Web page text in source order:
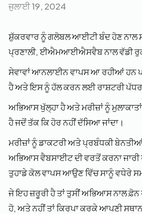
ਜੁਲਾਈ 19, 2024
ਸ਼ੁੱਕਰਵਾਰ ਨੂੰ ਗਲੋਬਲ ਆਈਟੀ ਬੰਦ ਹੋਣ ਨਾਲ
ਪ੍ਰਣਾਲੀ, ਈਐਮਆਈਐਸਵੈਬ ਨਾਲ ਵੱਡੀ
ਸੇਵਾਵਾਂ ਆਨਲਾਈਨ ਵਾਪਸ ਆ ਰਹੀਆਂ ਹਨ
ਹੈ ਅਤੇ ਇਸ ਨੂੰ ਹੱਲ ਕਰਨ ਲਈ ਰਾਸ਼ਟਰੀ ਪੱਧਰ
ਅਭਿਆਸ ਖੁੱਲ੍ਹਾ ਹੈ ਅਤੇ ਮਰੀਜ਼ਾਂ ਨੂੰ ਮੁਲਾਕਾਤਾਂ
ਹੈ ਜਦੋਂ ਤੱਕ ਕਿ ਹੋਰ ਨਹੀਂ ਦੱਸਿਆ ਜਾਂਦਾ।
ਮਰੀਜ਼ਾਂ ਨੂੰ ਡਾਕਟਰੀ ਅਤੇ ਪ੍ਰਬੰਧਕੀ
ਅਭਿਆਸ ਵੈਬਸਾਈਟ ਦੀ ਵਰਤੋਂ ਕਰਨਾ ਜਾਰੀ
ਤੁਹਾਡੇ ਕੋਲ ਵਾਪਸ ਆਉਣ ਵਿੱਚ ਸਾਨੂੰ ਵਧੇਰੇ
ਜੇ ਇਹ ਜ਼ਰੂਰੀ ਹੈ ਤਾਂ ਤੁਸੀਂ ਅਭਿਆਸ ਨਾਲ
ਹੋ, ਅਤੇ ਨਹੀਂ ਤਾਂ ਕਿਰਪਾ ਕਰਕੇ ਆਪਣੀ